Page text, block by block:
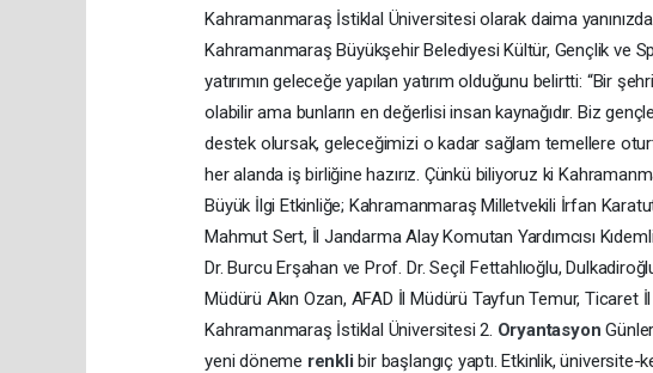
Kahramanmaraş İstiklal Üniversitesi olarak daima yanınızda
Kahramanmaraş Büyükşehir Belediyesi Kültür, Gençlik ve
yatırımın geleceğe yapılan yatırım olduğunu belirtti: “Bir
olabilir ama bunların en değerlisi insan kaynağıdır. Biz
destek olursak, geleceğimizi o kadar sağlam temellere
her alanda iş birliğine hazırız. Çünkü biliyoruz ki
Büyük İlgi Etkinliğe; Kahramanmaraş Milletvekili İrfan
Mahmut Sert, İl Jandarma Alay Komutan Yardımcısı
Dr. Burcu Erşahan ve Prof. Dr. Seçil Fettahlıoğlu,
Müdürü Akın Ozan, AFAD İl Müdürü Tayfun Temur, Ticaret
Kahramanmaraş İstiklal Üniversitesi 2. Oryantasyon
yeni döneme renklibir başlangıç yaptı. Etkinlik,